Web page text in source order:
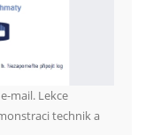
mail. Lekce
technik a